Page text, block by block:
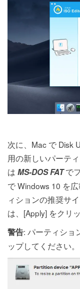
次に、Mac で Disk
用の新しいパーテ
は MS-DOS FATで
で Windows 10 を
ィションの推奨サ
は、[Apply] をクリ
警告: パーティショ
ップしてください。